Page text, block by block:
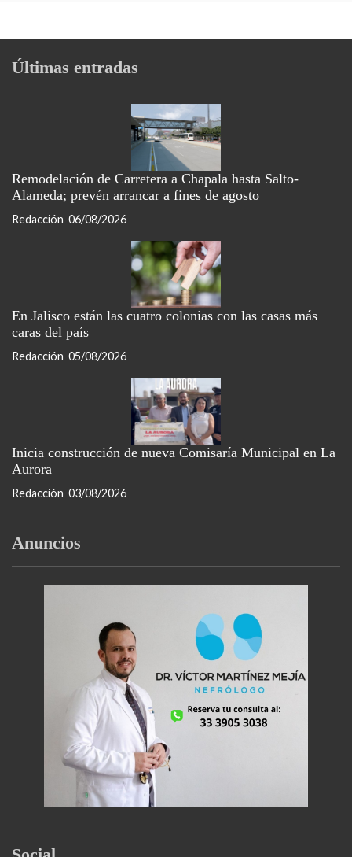
Últimas entradas
Remodelación de Carretera a Chapala hasta Salto-
Alameda; prevén arrancar a fines de agosto
Redacción 06/08/2026
En Jalisco están las cuatro colonias con las casas más
caras del país
Redacción 05/08/2026
Inicia construcción de nueva Comisaría Municipal en La
Aurora
Redacción 03/08/2026
Anuncios